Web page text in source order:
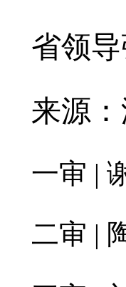
省领
来源
一审 |
二审 |